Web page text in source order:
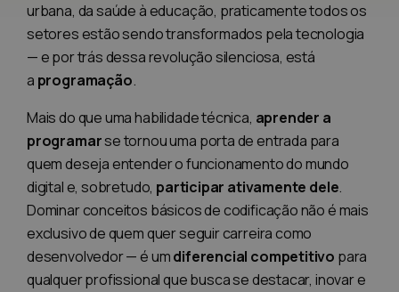
urbana, da saúde à educação, praticamente todos os
setores estão sendo transformados pela tecnologia
— e por trás dessa revolução silenciosa, está
a programação.
Mais do que uma habilidade técnica, aprender a
programarse tornou uma porta de entrada para
quem deseja entender o funcionamento do mundo
digital e, sobretudo, participar ativamente dele.
Dominar conceitos básicos de codificação não é mais
exclusivo de quem quer seguir carreira como
desenvolvedor — é umdiferencial competitivo para
qualquer profissional que busca se destacar, inovar e